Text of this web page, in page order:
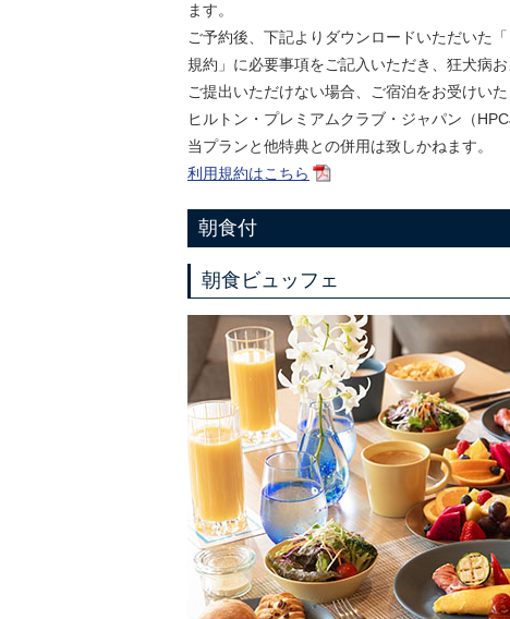
ます。
ご予約後、下記よりダウンロードいただいた
規約」に必要事項をご記入いただき、狂犬病
ご提出いただけない場合、ご宿泊をお受けい
ヒルトン・プレミアムクラブ・ジャパン（
当プランと他特典との併用は致しかねます。
利用規約はこちら
朝食付
朝食ビュッフェ